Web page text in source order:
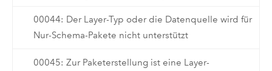
00044: Der Layer-Typ oder die Datenquelle wird für
Nur-Schema-Pakete nicht unterstützt
00045: Zur Paketerstellung ist eine Layer-